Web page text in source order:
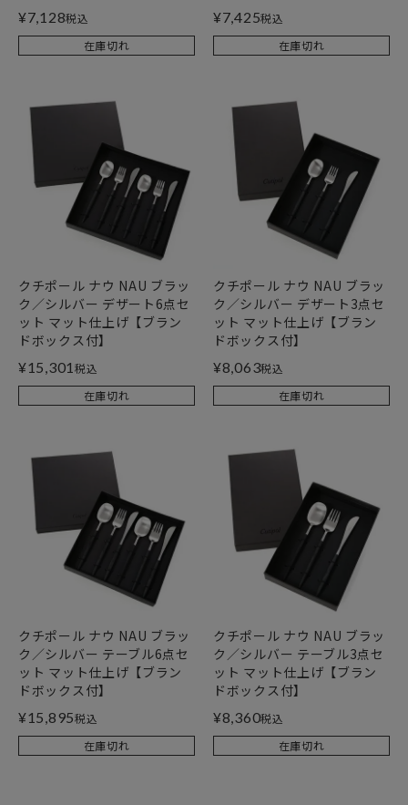
¥7,128税込
在庫切れ
¥7,425税込
在庫切れ
クチポール ナウ NAU ブラッ
ク／シルバー デザート6点セ
ット マット仕上げ【ブラン
ドボックス付】
¥15,301 税込
在庫切れ
クチポール ナウ NAU ブラッ
ク／シルバー デザート3点セ
ット マット仕上げ【ブラン
ドボックス付】
¥8,063税込
在庫切れ
クチポール ナウ NAU ブラッ
ク／シルバー テーブル6点セ
ット マット仕上げ【ブラン
ドボックス付】
¥15,895税込
在庫切れ
クチポール ナウ NAU ブラッ
ク／シルバー テーブル3点セ
ット マット仕上げ【ブラン
ドボックス付】
¥8,360税込
在庫切れ